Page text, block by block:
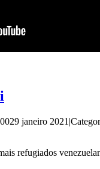
29 janeiro 2021 |
refugiados